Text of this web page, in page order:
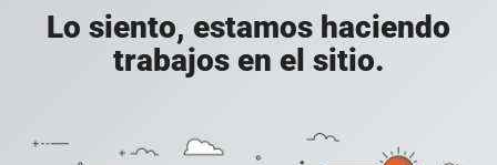
Lo siento, estamos haciendo
trabajos en el sitio.